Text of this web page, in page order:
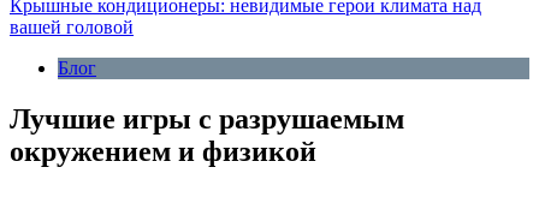
Крышные кондиционеры: невидимые герои климата над
вашей головой
Блог
Лучшие игры с разрушаемым
окружением и физикой